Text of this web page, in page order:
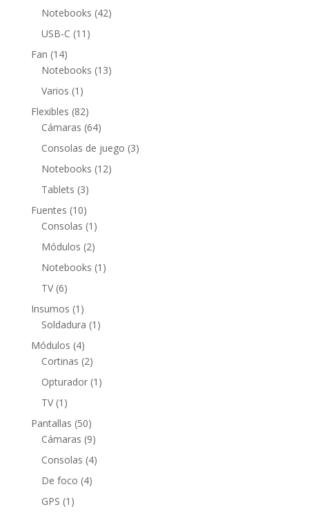
productos
Notebooks 4242
USB-C 11 11
Fan 1414
productos
Notebooks 1313
Varios 1 1
producto
Flexibles 8282
productos
Cámaras 6464
productos
Consolas de juego 33
Notebooks 1212
Tablets 33
productos
Fuentes 1010
productos
Consolas 1 1
producto
Módulos 22
productos
Notebooks 1 1
TV 66
productos
Insumos 1 1
producto
Soldadura 1 1
Módulos 44
productos
Cortinas 22
productos
Opturador 1 1
TV 1 1
producto
Pantallas 5050
productos
Cámaras 99
productos
Consolas 44
De foco 44
GPS 1 1